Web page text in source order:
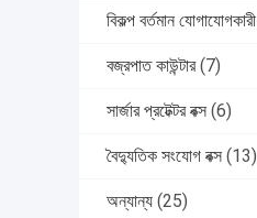
বিকল্প বর্তমান যোগাযোগকারী
বজ্রপাত কাউন্টার (7)
সার্জার প্রটেক্টর বক্স (6)
বৈদ্যুতিক সংযোগ বক্স (13)
অন্যান্য (25)